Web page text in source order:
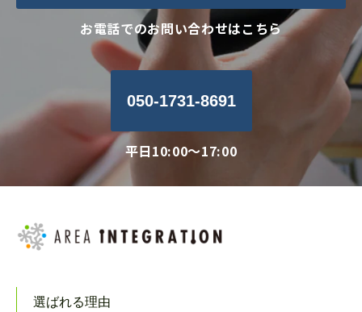
お電話でのお問い合わせはこちら
050-1731-8691
平日10:00～17:00
選ばれる理由